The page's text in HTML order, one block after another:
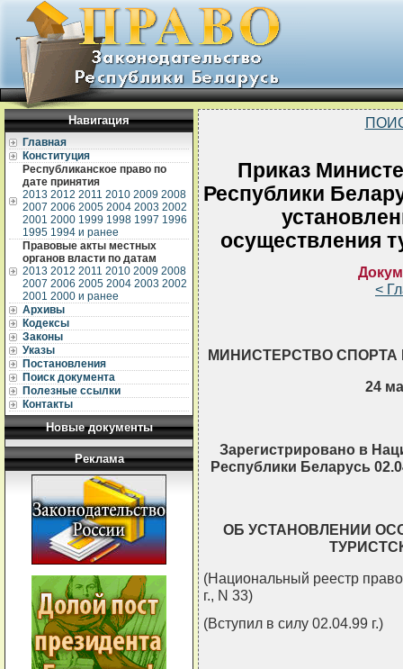
Навигация
Главная
Конституция
Республиканское право по
дате принятия
2013 2012 2011 2010 2009 2008
2007 2006 2005 2004 2003 2002
2001 2000 1999 1998 1997 1996
1995 1994 и ранее
Правовые акты местных
органов власти по датам
2013 2012 2011 2010 2009 2008
2007 2006 2005 2004 2003 2002
2001 2000 и ранее
Архивы
Кодексы
Законы
Указы
Постановления
Поиск документа
Полезные ссылки
Контакты
Новые документы
Реклама
Приказ
Республики
осуществления
<
МИНИСТЕРСТВО СПОРТА
24
Зарегистрировано в
Республики Беларусь
ОБ УСТАНОВЛЕНИИ
(Национальный реестр
г., N 33)
(Вступил в силу 02.04.99 г.)